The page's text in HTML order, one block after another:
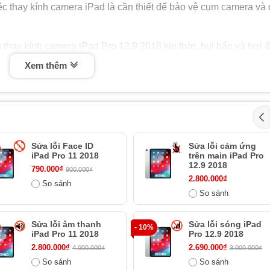
thay kính camera iPad là cần thiết để bảo vệ cụm camera và
kính camera iPad Pro 12.9 2018 kịp thời, bụi bẩn và hơi
chỉ khiến ảnh chụp bị mờ mà còn có nguy cơ gây hỏng
thay kính camera iPad Pro 12.9 2018 là phương án hiệu
đáng kể so với việc thay toàn bộ cụm camera, đồng thời đảm
và an toàn cho các linh kiện bên trong.
iPad Pro 12.9 2018?
sau có khả năng chụp ảnh sắc nét. Tuy nhiên, nếu kính
thể bị suy giảm đáng kể. Lúc này, bạn cần thay kính camera
ảnh ban đầu.
Xem thêm
Sửa lỗi Face ID
iPad Pro 11 2018
790.000₫ 900.000₫
So sánh
Sửa lỗi cảm ứng
trên main iPad Pro
12.9 2018
2.800.000₫
So sánh
Sửa lỗi âm thanh
iPad Pro 11 2018
2.800.000₫ 4.000.000₫
So sánh
- 10%
Sửa lỗi sóng iPad
Pro 12.9 2018
2.690.000₫ 3.000.000₫
So sánh